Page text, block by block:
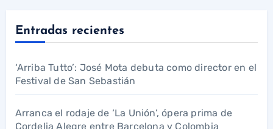
Entradas recientes
‘Arriba Tutto’: José Mota debuta como director en el
Festival de San Sebastián
Arranca el rodaje de ‘La Unión’, ópera prima de
Cordelia Alegre entre Barcelona y Colombia